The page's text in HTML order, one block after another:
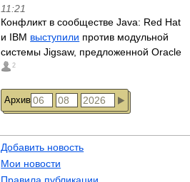
11:21
Конфликт в сообществе Java: Red Hat
и IBM выступили против модульной
системы Jigsaw, предложенной Oracle
2
Архив
Добавить новость
Мои новости